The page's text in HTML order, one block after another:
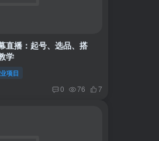
直播：起号、选品、搭
学
项目
0 76 7